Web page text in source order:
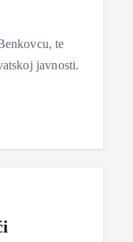
te
javnosti.